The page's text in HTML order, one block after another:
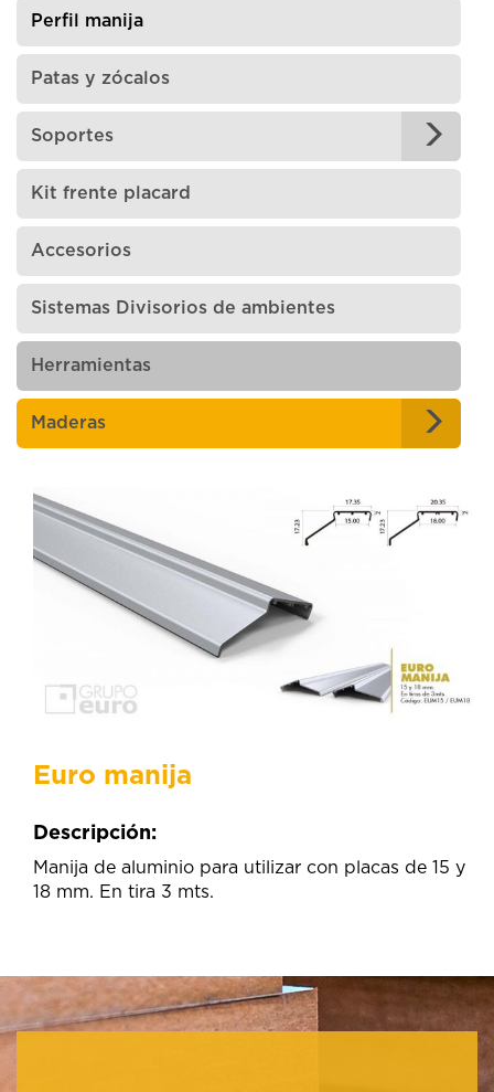
Perfil manija
Patas y zócalos
Soportes
Kit frente placard
Accesorios
Sistemas Divisorios de ambientes
Herramientas
Maderas
Euro manija
Descripción:
Manija de aluminio para utilizar con placas de 15 y
18 mm. En tira 3 mts.